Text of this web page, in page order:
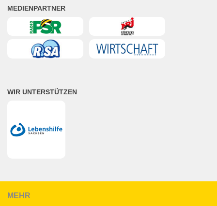
MEDIENPARTNER
WIR UNTERSTÜTZEN
MEHR